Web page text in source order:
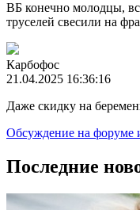
ВБ конечно молодцы,
труселей свесили на
Карбофос
21.04.2025 16:36:16
Даже скидку на
Обсуждение на форуме
Последние